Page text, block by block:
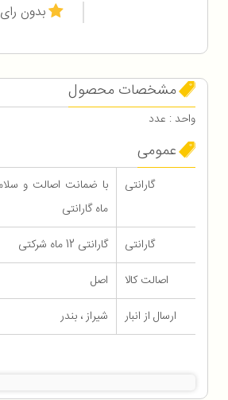
بدون رای
مشخصات محصول
واحد : عدد
عمومی
گارانتی
ماه گارانتی
گارانتی
گارانتی 12 ماه شرکتی
اصالت کالا
اصل
ارسال از انبار
شیراز ، بندر